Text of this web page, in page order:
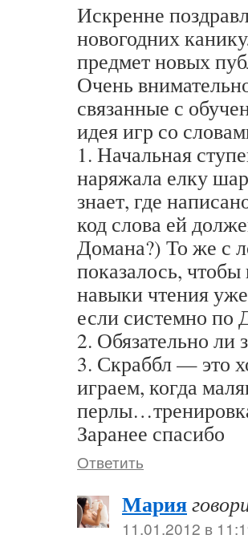
Искренне
новогодних
предмет новых
Очень
связанные с
идея игр со
1. Начальная
наряжала елку
знает, где
код слова ей
Домана?) То же с
показалось,
навыки чтения
если системно по
2. Обязательно ли
3. Скраббл — это
играем, когда
Заранее спасибо
Ответить
Мария
11.01.2012 в